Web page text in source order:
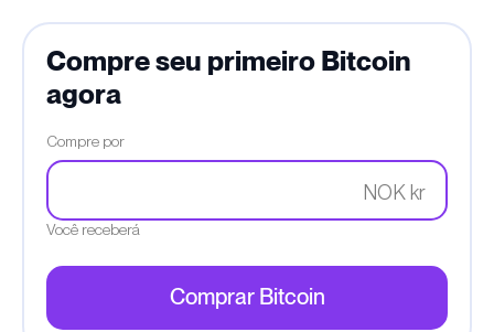
Compre seu primeiro Bitcoin
agora
Compre por
NOK kr
Você receberá
Comprar Bitcoin